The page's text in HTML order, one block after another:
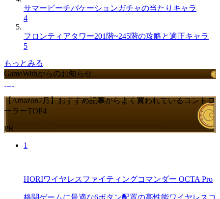
サマービーチバケーションガチャの当たりキャラ
4
フロンティアタワー201階~245階の攻略と適正キャラ
5
もっとみる
GameWithからのお知らせ
【Amazon7月】おすすめ記事からよく買われているコントロ
ーラーTOP4
PR
1
HORIワイヤレスファイティングコマンダー OCTA Pro
格闘ゲームに最適な6ボタン配置の高性能ワイヤレスコ